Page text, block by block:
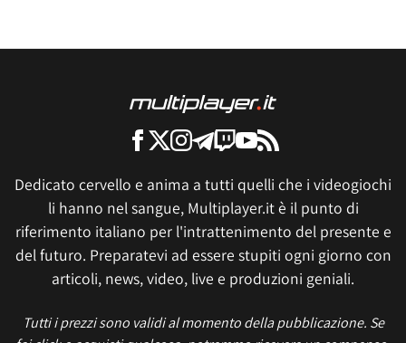
Dedicato cervello e anima a tutti quelli che i videogiochi
li hanno nel sangue, Multiplayer.it è il punto di
riferimento italiano per l'intrattenimento del presente e
del futuro. Preparatevi ad essere stupiti ogni giorno con
articoli, news, video, live e produzioni geniali.
Tutti i prezzi sono validi al momento della pubblicazione. Se